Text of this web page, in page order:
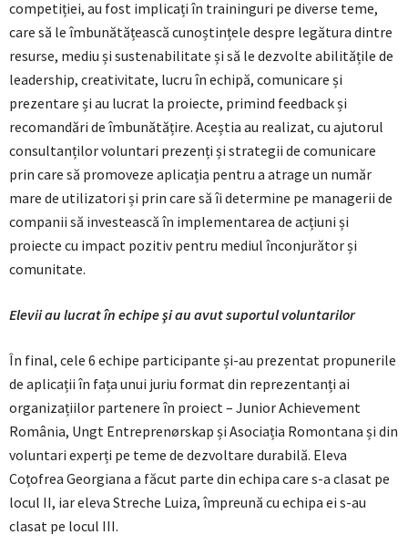
competiției, au fost implicați în traininguri pe diverse teme,
care să le îmbunătățească cunoștințele despre legătura dintre
resurse, mediu și sustenabilitate și să le dezvolte abilitățile de
leadership, creativitate, lucru în echipă, comunicare și
prezentare și au lucrat la proiecte, primind feedback și
recomandări de îmbunătățire. Aceștia au realizat, cu ajutorul
consultanților voluntari prezenți și strategii de comunicare
prin care să promoveze aplicația pentru a atrage un număr
mare de utilizatori și prin care să îi determine pe managerii de
companii să investească în implementarea de acțiuni și
proiecte cu impact pozitiv pentru mediul înconjurător și
comunitate.
Elevii au lucrat în echipe şi au avut suportul voluntarilor
În final, cele 6 echipe participante și-au prezentat propunerile
de aplicații în fața unui juriu format din reprezentanți ai
organizațiilor partenere în proiect – Junior Achievement
România, Ungt Entreprenørskap și Asociația Romontana și din
voluntari experți pe teme de dezvoltare durabilă. Eleva
Coţofrea Georgiana a făcut parte din echipa care s-a clasat pe
locul II, iar eleva Streche Luiza, împreună cu echipa ei s-au
clasat pe locul III.